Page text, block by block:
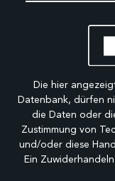
Die hier
Datenbank, dürfen
die Daten oder
Zustimmung von
und/oder diese
Ein